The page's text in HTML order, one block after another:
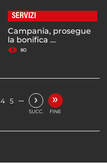
SERVIZI
Campania, prosegue
la bonifica ...
80
4 5 … ›
SUCC.
»
FINE